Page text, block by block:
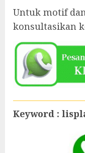
Untuk motif
konsultasikan
Keyword :